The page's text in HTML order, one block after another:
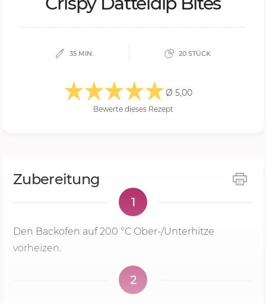
35 MIN. 20 STÜCK
Ø 5,00
Bewerte dieses Rezept
Zubereitung
1
Den Backofen auf200 °C Ober-/Unterhitze
vorheizen.
2